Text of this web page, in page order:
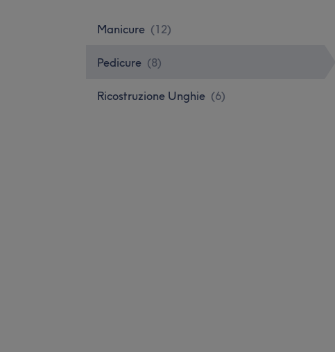
Manicure (12)
Pedicure (8)
Ricostruzione Unghie (6)